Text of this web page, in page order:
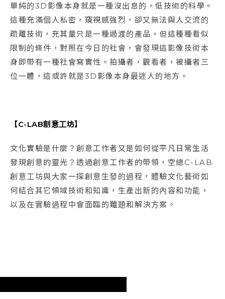
單純的3D影像本身就是一種沒出息的，低技術的科學。
這種充滿個人私密，窺視感強烈，卻又無法與人交流的
疏離技術，充其量只是一種過渡的產品。但這種種看似
限制的條件，對照在今日的社會，會發現這影像技術本
身即帶有一種社會寫實性。拍攝者，觀看者，被攝者三
位一體，這或許就是3D影像本身最迷人的地方。
【C-LAB創意工坊】
文化實驗是什麼？創意工作者又是如何從平凡日常生活
發現創意的靈光？透過創意工作者的帶領，空總C-LAB
創意工坊與大家一探創意生發的過程，體驗文化藝術如
何結合其它領域技術和知識，生產出新的內容和功能，
以及在實驗過程中會面臨的難題和解決方案。